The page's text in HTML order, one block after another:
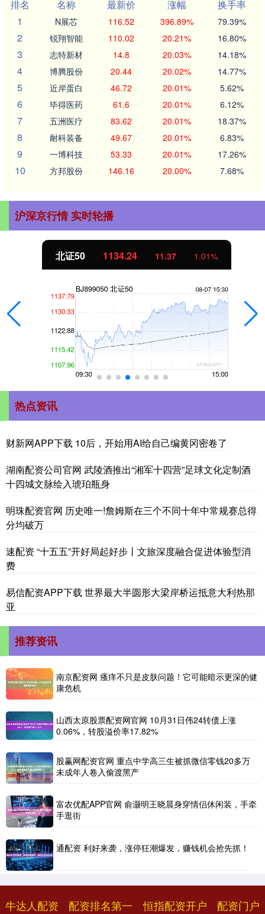
排名
名称 最新价 涨幅
换手率
1
N展芯 116.52 396.89% 79.39%
2 锐翔智能 110.02 20.21% 16.80%
3 志特新材 14.8 20.03% 14.18%
4 博腾股份 20.44 20.02% 14.77%
5 近岸蛋白 46.72 20.01% 5.62%
6 毕得医药 61.6 20.01% 6.12%
7 五洲医疗 83.62 20.01% 18.37%
8 耐科装备 49.67 20.01% 6.83%
9 一博科技 53.33 20.01% 17.26%
10 方邦股份 146.16 20.00% 7.68%
沪深京行情 实时轮播
北证50 1134.24 11.37 1.01%
热点资讯
财新网APP下载 10后，开始用AI给自己编黄冈密卷了
湖南配资公司官网 武陵酒推出“湘军十四营”足球文化定制酒
十四城文脉绘入琥珀瓶身
明珠配资官网 历史唯一!詹姆斯在三个不同十年中常规赛总得
分均破万
速配资 “十五五”开好局起好步丨文旅深度融合促进体验型消
费
易信配资APP下载 世界最大半圆形大梁岸桥运抵意大利热那
亚
推荐资讯
南京配资网 瘙痒不只是皮肤问题！它可能暗示更深的健
康危机
山西太原股票配资网官网 10月31日伟24转债上涨
0.06%，转股溢价率17.82%
股赢网配资官网 重点中学高三生被抓微信零钱20多万
未成年人卷入偷渡黑产
富农优配APP官网 俞灏明王晓晨身穿情侣休闲装，手牵
手逛街
通配资 利好来袭，涨停狂潮爆发，赚钱机会抢先抓！
牛达人配资 配资排名第一 恒指配资开户 配资门户